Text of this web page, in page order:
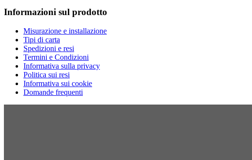
Informazioni sul prodotto
Misurazione e installazione
Tipi di carta
Spedizioni e resi
Termini e Condizioni
Informativa sulla privacy
Politica sui resi
Informativa sui cookie
Domande frequenti